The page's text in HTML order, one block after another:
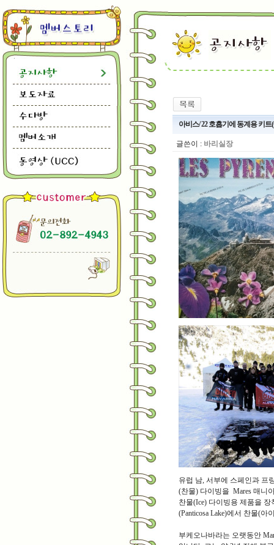
아비스/ 22 호흡기에 동계용 키
글쓴이 : 바리실장
유럽 남, 서부에 스페인과 프
(찬물) 다이빙을 Mares 매니
찬물(Ice) 다이빙용 제품을
(Panticosa Lake)에서 찬물(
부케오나바라는 오랫동안